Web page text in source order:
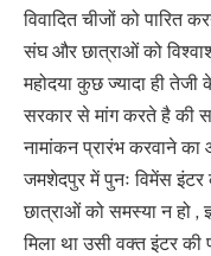
विवादित चीजों को पारित
संघ और छात्राओं को
महोदया कुछ ज्यादा ही
सरकार से मांग करते है की
नामांकन प्रारंभ करवाने
जमशेदपुर में पुनः विमेंस
छात्राओं को समस्या न हो ,
मिला था उसी वक्त इंटर